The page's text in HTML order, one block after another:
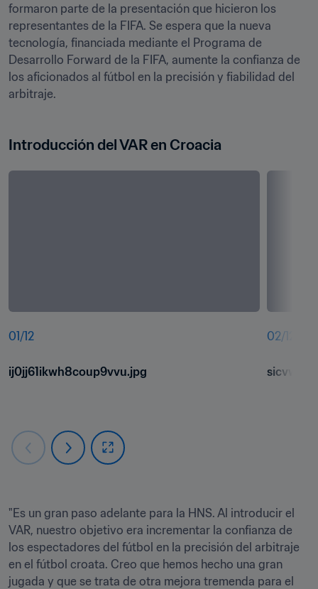
formaron parte de la presentación que hicieron los
representantes de la FIFA. Se espera que la nueva
tecnología, financiada mediante el Programa de
Desarrollo Forward de la FIFA, aumente la confianza de
los aficionados al fútbol en la precisión y fiabilidad del
arbitraje.
Introducción del VAR en Croacia
01 /12
ij0jj61ikwh8coup9vvu.jpg
02/12
"Es un gran paso adelante para la HNS. Al introducir el
VAR, nuestro objetivo era incrementar la confianza de
los espectadores del fútbol en la precisión del arbitraje
en el fútbol croata. Creo que hemos hecho una gran
jugada y que se trata de otra mejora tremenda para el